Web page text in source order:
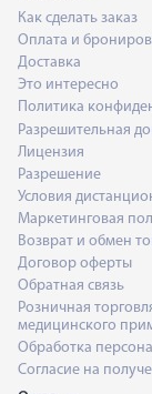
Как сделать заказ
Оплата и
Доставка
Это интересно
Политика
Разрешительная
Лицензия
Разрешение
Условия
Маркетинговая
Возврат и обмен
Договор оферты
Обратная связь
Розничная
медицинского
Обработка
Согласие на